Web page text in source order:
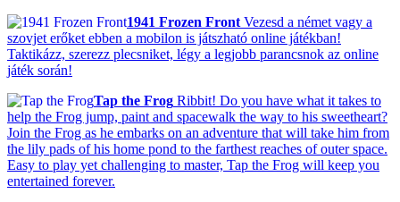
1941 Frozen Front Vezesd a német vagy a
szovjet erőket ebben a mobilon is játszható online játékban!
Taktikázz, szerezz plecsniket, légy a legjobb parancsnok az online
játék során!
Tap the Frog Ribbit! Do you have what it takes to
help the Frog jump, paint and spacewalk the way to his sweetheart?
Join the Frog as he embarks on an adventure that will take him from
the lily pads of his home pond to the farthest reaches of outer space.
Easy to play yet challenging to master, Tap the Frog will keep you
entertained forever.